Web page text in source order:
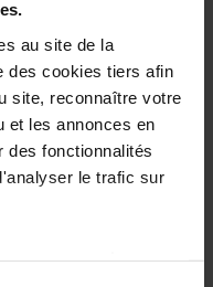
au site de la
des cookies tiers afin
site, reconnaître votre
et les annonces en
des fonctionnalités
le trafic sur
to Colorado Springs